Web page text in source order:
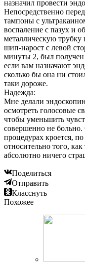
назначил провести
Непосредственно
тампоны с
воспаление с пазух и
металлическую трубку
шип-нарост с левой
минуты 2, был получен
если вам назначают
сколько бы она ни
таки дороже.
Надежда:
Мне делали
осмотреть голосовые
чтобы уменьшить
совершенно не
процедурах кроется,
относительно того,
абсолютно ничего
Поделиться
Отправить
Класснуть
Похожее